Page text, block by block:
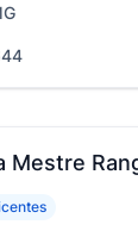
Mestre